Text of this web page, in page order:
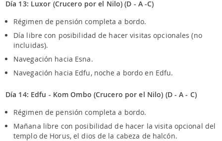
Día 13: Luxor (Crucero por el Nilo) (D - A -C)
Régimen de pensión completa a bordo.
Día libre con posibilidad de hacer visitas opcionales (no
incluidas).
Navegación hacia Esna.
Navegación hacia Edfu, noche a bordo en Edfu.
Día 14: Edfu - Kom Ombo (Crucero por el Nilo) (D - A - C)
Régimen de pensión completa a bordo.
Mañana libre con posibilidad de hacer la visita opcional del
templo de Horus, el dios de la cabeza de halcón.